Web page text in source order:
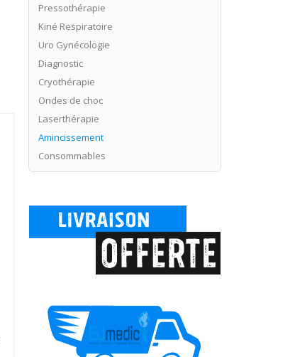
Pressothérapie
Kiné Respiratoire
Uro Gynécologie
Diagnostic
Cryothérapie
Ondes de choc
Laserthérapie
Amincissement
Consommables